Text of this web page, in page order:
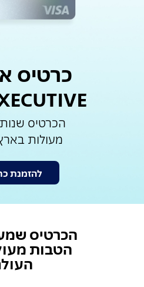
כרטיס
הכרטיס
מעולות
להזמנת
הכרטיס
הטבות